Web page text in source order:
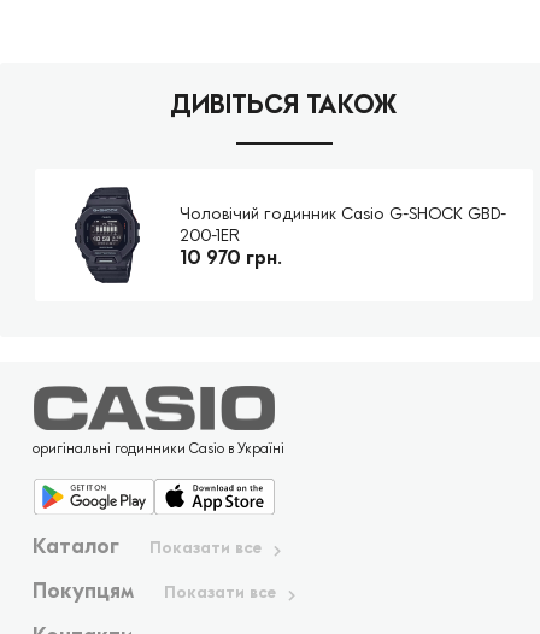
ДИВІТЬСЯ ТАКОЖ
Чоловічий годинник Casio G-SHOCK GBD-
200-1ER
10 970 грн.
оригінальні годинники Casio в Україні
Каталог Показати все
Покупцям Показати все